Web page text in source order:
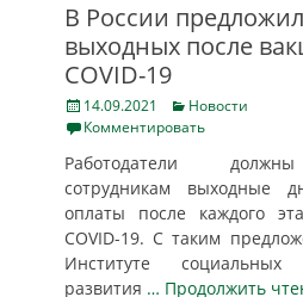
В России
выходных после
COVID-19
Posted
on
14.09.2021 Categories
Новости
Комментировать
Работодатели
сотрудникам выходные
оплаты после каждого
COVID-19. С таким
Институте
развития … Продолжить